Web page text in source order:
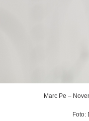
Marc Pe –
Foto: